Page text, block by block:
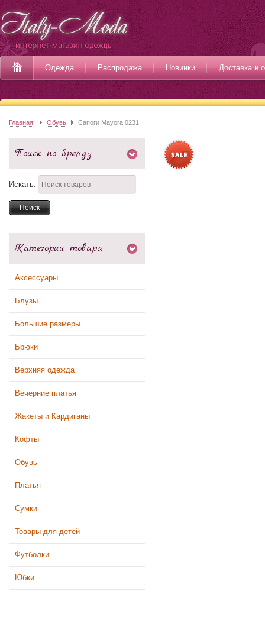
Одежда Распродажа Новинки Доставка и
Главная Обувь Сапоги Mayora 0231
Поиск по бренду
Искать:
Категории товара
Аксессуары
Блузы
Большие размеры
Брюки
Верхняя одежда
Вечерние платья
Жакеты и Кардиганы
Кофты
Обувь
Платья
Сумки
Товары для детей
Футболки
Юбки